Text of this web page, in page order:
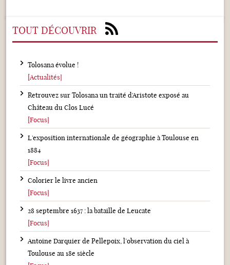
TOUT DÉCOUVRIR
Tolosana évolue !
[Actualités]
Retrouvez sur Tolosana un traité d'Aristote exposé au
Château du Clos Lucé
[Focus]
L'exposition internationale de géographie à Toulouse en
1884
[Focus]
Colorier le livre ancien
[Focus]
28 septembre 1637 : la bataille de Leucate
[Focus]
Antoine Darquier de Pellepoix, l’observation du ciel à
Toulouse au 18e siècle